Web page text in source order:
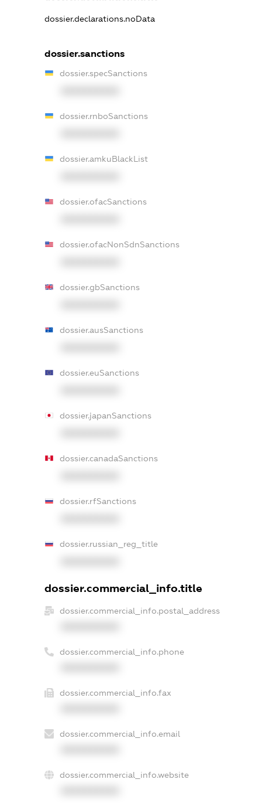
dossier.declarations.noData
dossier.sanctions
dossier.specSanctions
dossier.rnboSanctions
dossier.amkuBlackList
dossier.ofacSanctions
dossier.ofacNonSdnSanctions
dossier.gbSanctions
dossier.ausSanctions
dossier.euSanctions
dossier.japanSanctions
dossier.canadaSanctions
dossier.rfSanctions
dossier.russian_reg_title
dossier.commercial_info.title
dossier.commercial_info.postal_address
dossier.commercial_info.phone
dossier.commercial_info.fax
dossier.commercial_info.email
dossier.commercial_info.website